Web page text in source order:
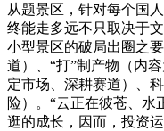
从题景区，针对每个国
终能走多远不只取决于
小型景区的破局出圈之
道）、“打”制产物（内
定市场、深耕赛道）、
险）。“云正在彼苍、水
逛的成长，因而，投资